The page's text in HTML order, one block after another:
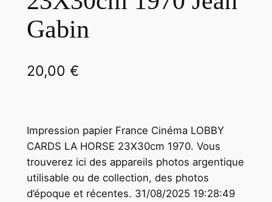
Gabin
20,00 €
Impression papier France Cinéma LOBBY
CARDS LA HORSE 23X30cm 1970. Vous
trouverez ici des appareils photos argentique
utilisable ou de collection, des photos
d’époque et récentes. 31/08/2025 19:28:49